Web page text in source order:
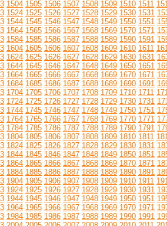
1504 1505 1506 1507 1508 1509 1510 1511
1524 1525 1526 1527 1528 1529 1530 1531
1544 1545 1546 1547 1548 1549 1550 1551
1564 1565 1566 1567 1568 1569 1570 1571
1584 1585 1586 1587 1588 1589 1590 1591
1604 1605 1606 1607 1608 1609 1610 1611
1624 1625 1626 1627 1628 1629 1630 1631
1644 1645 1646 1647 1648 1649 1650 1651
1664 1665 1666 1667 1668 1669 1670 1671
1684 1685 1686 1687 1688 1689 1690 1691
1704 1705 1706 1707 1708 1709 1710 1711
1724 1725 1726 1727 1728 1729 1730 1731
1744 1745 1746 1747 1748 1749 1750 1751
1764 1765 1766 1767 1768 1769 1770 1771
1784 1785 1786 1787 1788 1789 1790 1791
1804 1805 1806 1807 1808 1809 1810 1811
1824 1825 1826 1827 1828 1829 1830 1831
1844 1845 1846 1847 1848 1849 1850 1851
1864 1865 1866 1867 1868 1869 1870 1871
1884 1885 1886 1887 1888 1889 1890 1891
1904 1905 1906 1907 1908 1909 1910 1911
1924 1925 1926 1927 1928 1929 1930 1931
1944 1945 1946 1947 1948 1949 1950 1951
1964 1965 1966 1967 1968 1969 1970 1971
1984 1985 1986 1987 1988 1989 1990 1991